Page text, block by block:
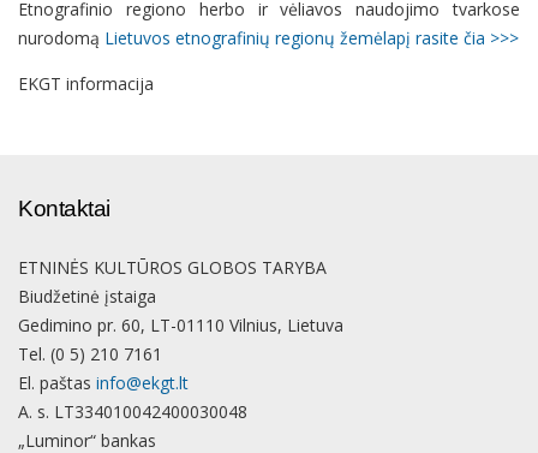
Etnografinio regiono herbo ir vėliavos naudojimo tvarkose
nurodomą Lietuvos etnografinių regionų žemėlapį rasite čia >>>
EKGT informacija
Kontaktai
ETNINĖS KULTŪROS GLOBOS TARYBA
Biudžetinė įstaiga
Gedimino pr. 60, LT-01110 Vilnius, Lietuva
Tel. (0 5) 210 7161
El. paštas info@ekgt.lt
A. s. LT334010042400030048
„Luminor“ bankas